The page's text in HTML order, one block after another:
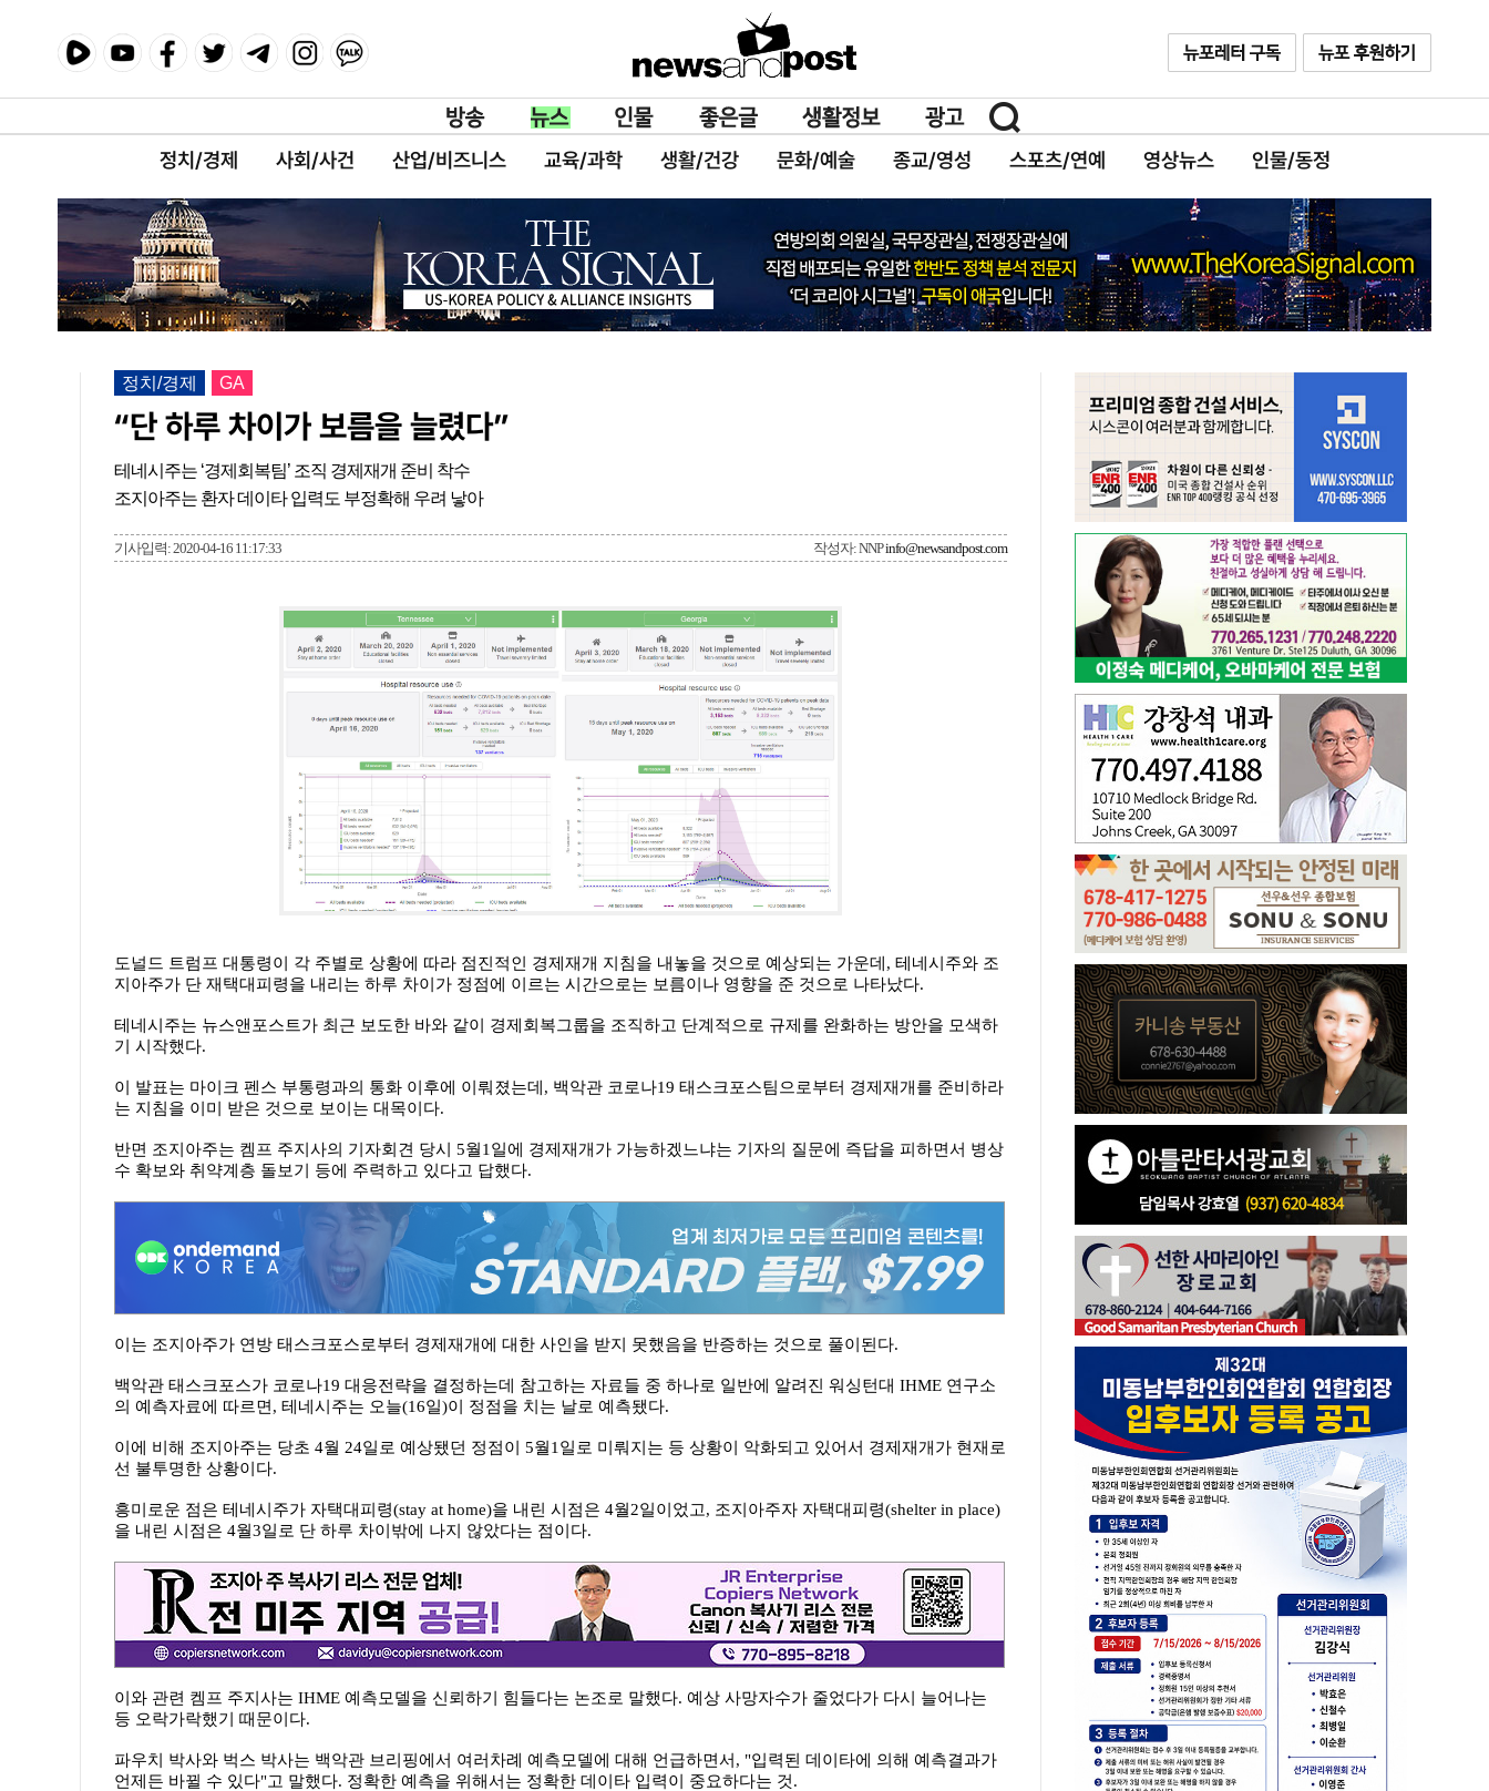
정치/경제 사회/사건 산업/비즈니스 교육/과학 생활/건강 문화/예술 종교/영성 스포츠/연예 영상뉴스 인물/동정
정치/경제 GA
“단 하루 차이가 보름을 늘렸다”
테네시주는 ‘경제회복팀’ 조직 경제재개 준비 착수
조지아주는 환자 데이타 입력도 부정확해 우려 낳아
기사입력: 2020-04-16 11:17:33 작성자: NNPinfo@newsandpost.com
도널드 트럼프 대통령이 각 주별로 상황에 따라 점진적인 경제재개 지침을 내놓을 것으로 예상되는 가운데, 테네시주와 조
지아주가 단 재택대피령을 내리는 하루 차이가 정점에 이르는 시간으로는 보름이나 영향을 준 것으로 나타났다.
테네시주는 뉴스앤포스트가 최근 보도한 바와 같이 경제회복그룹을 조직하고 단계적으로 규제를 완화하는 방안을 모색하
기 시작했다.
이 발표는 마이크 펜스 부통령과의 통화 이후에 이뤄졌는데, 백악관 코로나19 태스크포스팀으로부터 경제재개를 준비하라
는 지침을 이미 받은 것으로 보이는 대목이다.
반면 조지아주는 켐프 주지사의 기자회견 당시 5월1일에 경제재개가 가능하겠느냐는 기자의 질문에 즉답을 피하면서 병상
수 확보와 취약계층 돌보기 등에 주력하고 있다고 답했다.
이는 조지아주가 연방 태스크포스로부터 경제재개에 대한 사인을 받지 못했음을 반증하는 것으로 풀이된다.
백악관 태스크포스가 코로나19 대응전략을 결정하는데 참고하는 자료들 중 하나로 일반에 알려진 워싱턴대 IHME 연구소
의 예측자료에 따르면, 테네시주는 오늘(16일)이 정점을 치는 날로 예측됐다.
이에 비해 조지아주는 당초 4월 24일로 예상됐던 정점이 5월1일로 미뤄지는 등 상황이 악화되고 있어서 경제재개가 현재로
선 불투명한 상황이다.
흥미로운 점은 테네시주가 자택대피령(stay at home)을 내린 시점은 4월2일이었고, 조지아주자 자택대피령(shelter in place)
을 내린 시점은 4월3일로 단 하루 차이밖에 나지 않았다는 점이다.
이와 관련 켐프 주지사는 IHME 예측모델을 신뢰하기 힘들다는 논조로 말했다. 예상 사망자수가 줄었다가 다시 늘어나는
등 오락가락했기 때문이다.
파우치 박사와 벅스 박사는 백악관 브리핑에서 여러차례 예측모델에 대해 언급하면서, "입력된 데이타에 의해 예측결과가
언제든 바뀔 수 있다"고 말했다. 정확한 예측을 위해서는 정확한 데이타 입력이 중요하다는 것.